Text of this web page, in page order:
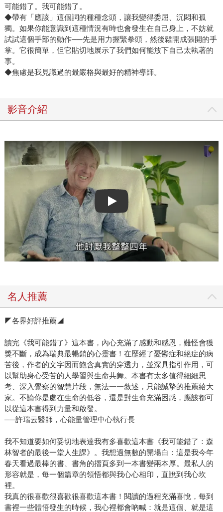
可能錯了。我可能錯了。
◆帶有「應該」這個詞的種種念頭，讓我變得委屈、沉悶和孤
獨。如果你能意識到這種情況有時也會發生在自己身上，不妨就
試試這個手部的動作──先是用力握緊拳頭，然後鬆開成張開的手
掌。它很簡單，但它貼切地展示了我們如何能放下自己太執著的
事。
◆焦慮是我見識過的最嚴格與最好的精神導師。
影音介紹
Play video
名人推薦
◤各界好評推薦◢
讀完《我可能錯了》這本書，內心充滿了感動和感恩，難怪會獲
獎不斷，成為瑞典最暢銷的心靈書！在歷經了憂鬱症和絕症的病
苦後，作者的文字因而飽含真實的穿透力，並深具指引作用，可
以幫助身心受苦的人學習與生命共舞。本書有太多值得細細思
考、深入覺察的智慧片段，無法一一敘述，只能誠摯的推薦給大
家。不論你是處在生命的低谷，還是對生命充滿困惑，應該都可
以從這本書得到力量和啟發。
──許瑞云醫師，心能量管理中心執行長
我不知道要如何妥切地表達我有多喜歡這本書《我可能錯了：森
林智者的最後一堂人生課》。我想過無數的開場白：這是我今年
春天看過最棒的書、書角的摺頁多到一本書變兩本厚。最私人的
形容就是，每一個篇章的領悟都與我心心相印，直說到我心坎
裡。
我真的很喜歡很喜歡很喜歡這本書！閱讀的過程充滿喜悅，每到
書裡一些體悟發生的時候，我心裡都會吶喊：就是這個、就是這